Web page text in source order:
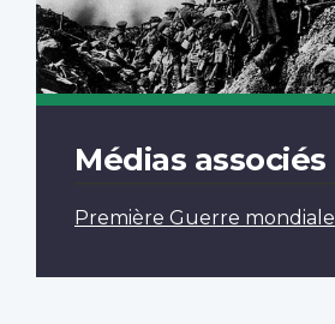
Médias associés
Première Guerre mondiale